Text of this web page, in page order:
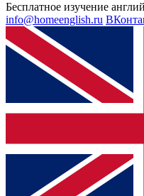
Бесплатное изучение
info@homeenglish.ru